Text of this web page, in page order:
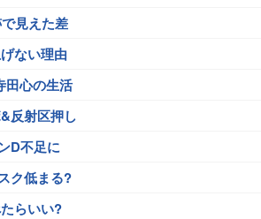
見えた差
ない理由
心の生活
反射区押し
D不足に
ク低まる?
らいい?